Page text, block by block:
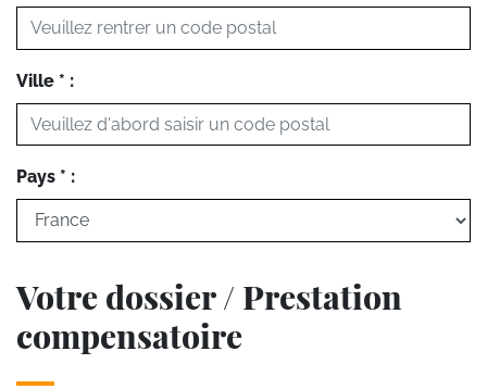
Ville * :
Pays * :
Votre dossier / Prestation
compensatoire